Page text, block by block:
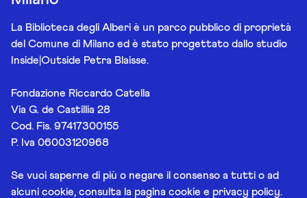
La Biblioteca degli Alberi è un parco pubblico di proprietà
del Comune di Milano ed è stato progettato dallo studio
Inside|Outside Petra Blaisse.
Fondazione Riccardo Catella
Via G. de Castillia 28
Cod. Fis. 97417300155
P. Iva 06003120968
Se vuoi saperne di più o negare il consenso a tutti o ad
alcuni cookie, consulta la pagina cookie e privacy policy.